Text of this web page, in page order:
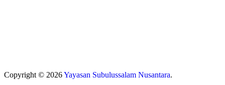
Copyright © 2026Yayasan Subulussalam Nusantara.